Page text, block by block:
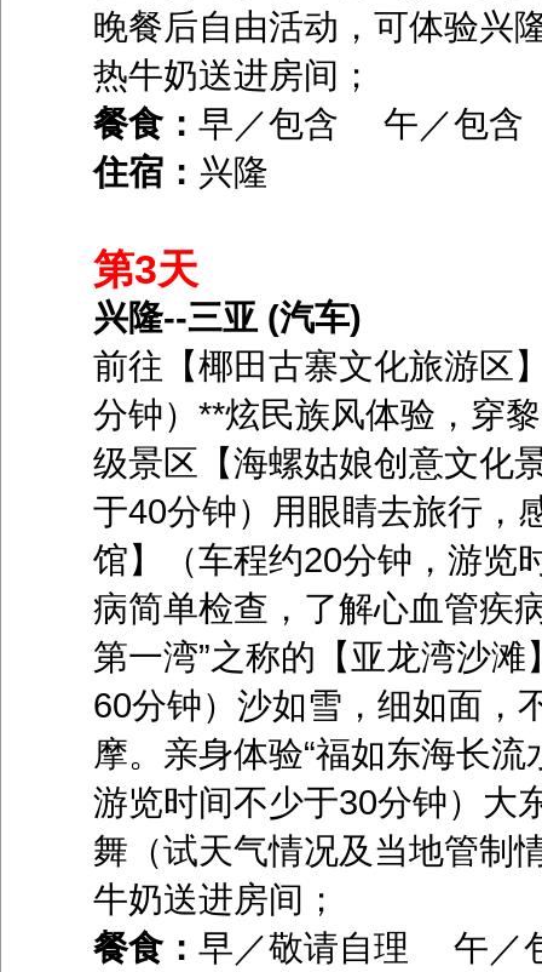
晚餐后自由活动，可体验兴
热牛奶送进房间；
餐食： 早／包含 午／包
住宿： 兴隆
第3天
兴隆--三亚 (汽车)
前往【椰田古寨文化旅游区
分钟）**炫民族风体验，穿
级景区【海螺姑娘创意文化
于40分钟）用眼睛去旅行，
馆】（车程约20分钟，游览
病简单检查，了解心血管疾
第一湾”之称的【亚龙湾沙
60分钟）沙如雪，细如面，
摩。亲身体验“福如东海长
游览时间不少于30分钟）大
舞（试天气情况及当地管制
牛奶送进房间；
餐食： 早／敬请自理 午